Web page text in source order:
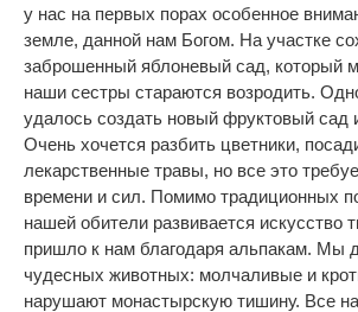
у нас на первых порах особенное
земле, данной нам Богом. На участке
заброшенный яблоневый сад, который
наши сестры стараются возродить.
удалось создать новый фруктовый сад
Очень хочется разбить цветники,
лекарственные травы, но все это
времени и сил. Помимо традиционных
нашей обители развивается искусство
пришло к нам благодаря альпакам. Мы
чудесных животных: молчаливые и
нарушают монастырскую тишину. Все